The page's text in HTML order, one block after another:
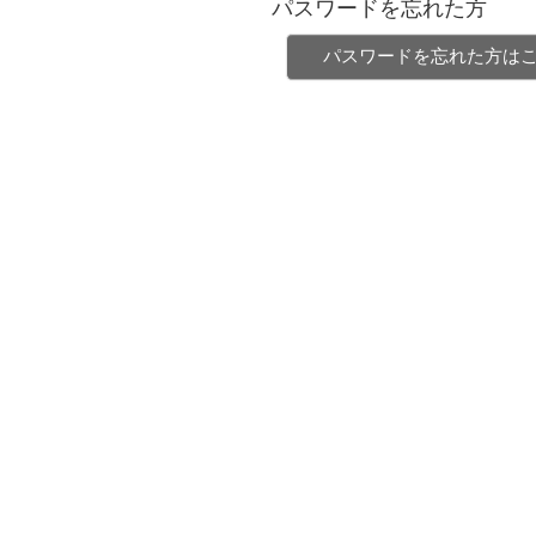
パスワードを忘れた方
パスワードを忘れた方は